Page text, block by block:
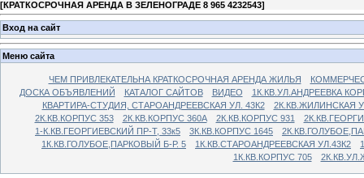
[КРАТКОСРОЧНАЯ АРЕНДА В ЗЕЛЕНОГРАДЕ 8 965 4232543]
Вход на сайт
Меню сайта
ЧЕМ ПРИВЛЕКАТЕЛЬНА КРАТКОСРОЧНАЯ АРЕНДА ЖИЛЬЯ
ДОСКА ОБЪЯВЛЕНИЙ
КАТАЛОГ САЙТОВ ВИДЕО
1К.КВ.УЛ.АНДРЕЕВКА
КВАРТИРА-СТУДИЯ, СТАРОАНДРЕЕВСКАЯ УЛ. 43К2
2К.КВ.ЖИЛИНСКАЯ
2К.КВ.КОРПУС 353
2К.КВ.КОРПУС 360А 2К.КВ.КОРПУС 931
1-К.КВ.ГЕОРГИЕВСКИЙ ПР-Т, 33к5
3К.КВ.КОРПУС 1645
1К.КВ.ГОЛУБОЕ,ПАРКОВЫЙ Б-Р. 5
1К.КВ.СТАРОАНДРЕЕВСКАЯ УЛ.43К2
1К.КВ.КОРПУС 705